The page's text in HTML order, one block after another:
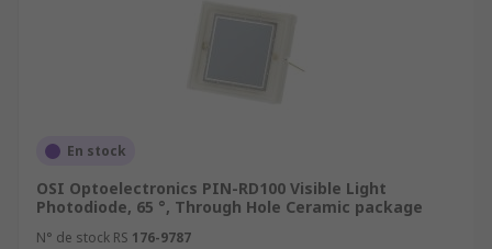
En stock
OSI Optoelectronics PIN-RD100 Visible Light
Photodiode, 65 °, Through Hole Ceramic package
N° de stock RS 176-9787